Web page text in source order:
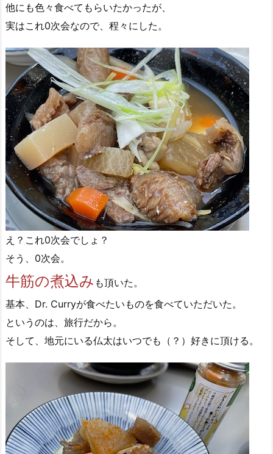
他にも色々食べてもらいたかったが、
実はこれ0次会なので、程々にした。
え？これ0次会でしょ？
そう、0次会。
牛筋の煮込み も頂いた。
基本、Dr. Curryが食べたいものを食べていただいた。
というのは、旅行だから。
そして、地元にいる仏太はいつでも（？）好きに頂ける。